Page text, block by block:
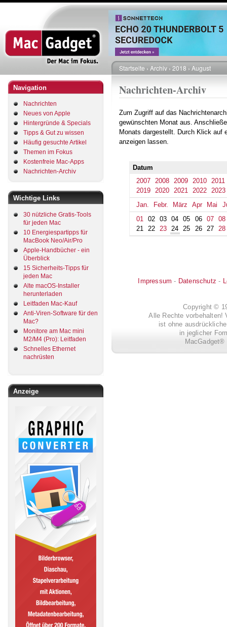
Direkt
zum
Inhalt
Navigation
Nachrichten
Neues von Apple
Hintergründe & Specials
Tipps & Gut zu wissen
Häufig gesuchte Artikel
Themen im Fokus
Kostenfreie Mac-Apps
Nachrichten-Archiv
Wichtige Links
30 nützliche Gratis-Tools
für jeden Mac
10 Energiespartipps für
MacBook Neo/Air/Pro
Apple-Handbücher - ein
Überblick
15 Sicherheits-Tipps für
jeden Mac
Alte macOS-Installer
herunterladen
Leitfaden Mac-Kauf
Anti-Viren-Software für den
Mac?
Monitore am Mac mini
M2/M4 (Pro): Leitfaden
Schnelles Ethernet
nachrüsten
Anzeige
Pfadnavigation
Startseite Archiv 2018 August
Nachrichten-Archiv
Zum Zugriff auf das
gewünschten Monat aus.
Monats dargestellt. Durch Klick auf
anzeigen lassen.
Datum
2007
2008 2009 2010
2011
2019
2020 2021 2022
2023
Jan.
Febr. März Apr Mai
01
02 03 04 05 06 07
08
21
22 23 24 25 26 27 28
Impressum - Datenschutz -
Copyright ©
Alle Rechte vorbehalten!
ist ohne
in jeglicher
MacGadget®